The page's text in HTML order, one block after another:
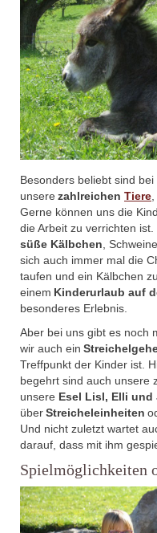
Besonders beliebt sind
unserezahlreichen Tiere
Gerne können uns die
die Arbeit zu verrichten
süße Kälbchen ,
sich auch immer mal die
taufen und ein Kälbchen
einem Kinderurlaub auf
besonderes Erlebnis.
Aber bei uns gibt es noch
wir auch ein
Treffpunkt der Kinder ist.
begehrt sind auch unsere
unsere Esel Lisl, Elli und
überStreicheleinheiten
Und nicht zuletzt wartet
darauf, dass mit ihm
Spielmöglichkeiten